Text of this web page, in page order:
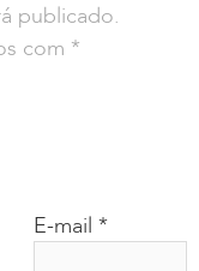
publicado.
com *
E-mail *